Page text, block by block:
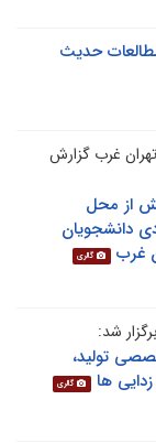
حدیث
غرب گزارش
از محل
گالری
شد:
تولید،
ها
گالری